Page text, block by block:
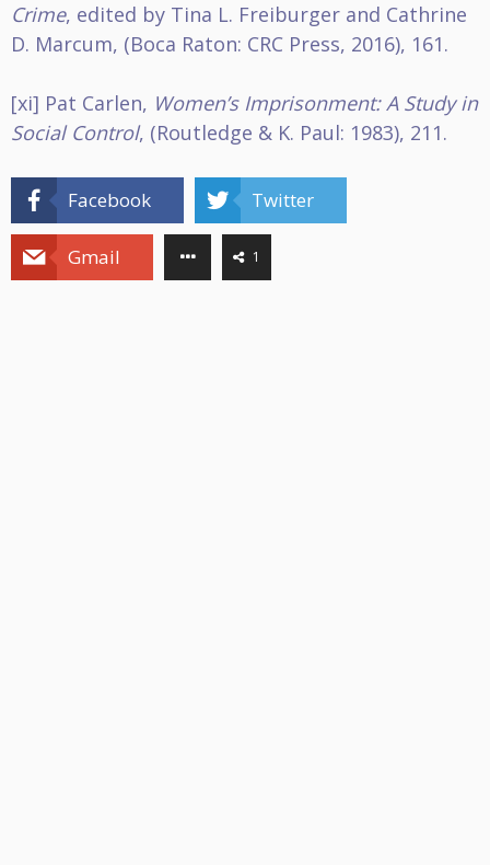
Crime, edited by Tina L. Freiburger and Cathrine
D. Marcum, (Boca Raton: CRC Press, 2016), 161.
[xi] Pat Carlen, Women’s Imprisonment: A Study in
Social Control, (Routledge & K. Paul: 1983), 211.
Facebook Twitter
Gmail 1